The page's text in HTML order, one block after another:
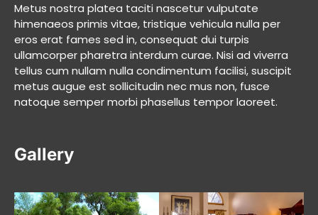
Metus nostra platea taciti nascetur vulputate
himenaeos primis vitae, tristique vehicula nulla per
eros erat fames sed in, consequat dui turpis
ullamcorper pharetra interdum curae. Nisi ad viverra
tellus cum nullam nulla condimentum facilisi, suscipit
metus augue est sollicitudin nec mus non, fusce
natoque semper morbi phasellus tempor laoreet.
Gallery